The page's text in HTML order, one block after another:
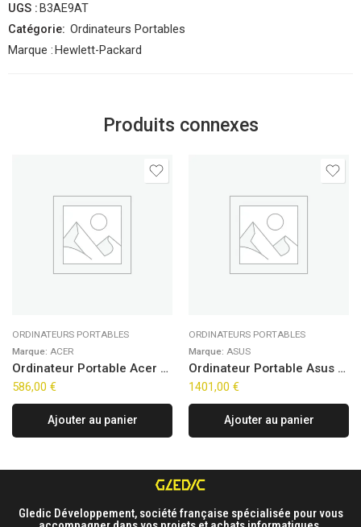
UGS : B3AE9AT
Catégorie: Ordinateurs Portables
Marque : Hewlett-Packard
Produits connexes
ORDINATEURS PORTABLES
Marque: ACER
Ordinateur Portable Acer Extensa 15 EX215-52-397U (15,6″) Win10 Pro (Noir)
586,00 €
Ajouter au panier
ORDINATEURS PORTABLES
Marque: ASUS
Ordinateur Portable Asus ZenBook 14 OLED UX3405CA-ISCQD1268W (14″)
1401,00 €
Ajouter au panier
Gledic Développement, société française spécialisée pour vous